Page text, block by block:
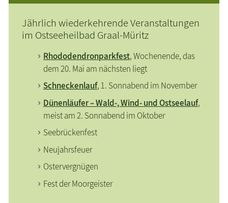
Jährlich wiederkehrende Veranstaltungen
im Ostseeheilbad Graal-Müritz
Rhododendronparkfest, Wochenende, das
dem 20. Mai am nächsten liegt
Schneckenlauf, 1. Sonnabend im November
Dünenläufer – Wald-, Wind- und Ostseelauf,
meist am 2. Sonnabend im Oktober
Seebrückenfest
Neujahrsfeuer
Ostervergnügen
Fest der Moorgeister